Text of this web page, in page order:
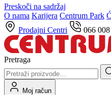
Preskoči na sadržaj
O nama Karijera Centrum Park
Prodajni Centri
066
Pretraga
Moj račun